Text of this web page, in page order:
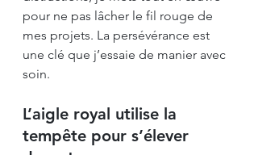
pour ne pas lâcher le fil rouge de
mes projets. La persévérance est
une clé que j’essaie de manier avec
soin.
L’aigle royal utilise la
tempête pour s’élever